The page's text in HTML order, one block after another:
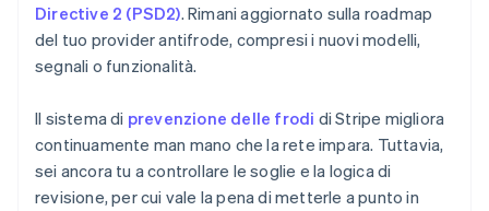
Directive 2 (PSD2). Rimani aggiornato sulla roadmap
del tuo provider antifrode, compresi i nuovi modelli,
segnali o funzionalità.
Il sistema di prevenzione delle frodi di Stripe migliora
continuamente man mano che la rete impara. Tuttavia,
sei ancora tu a controllare le soglie e la logica di
revisione, per cui vale la pena di metterle a punto in